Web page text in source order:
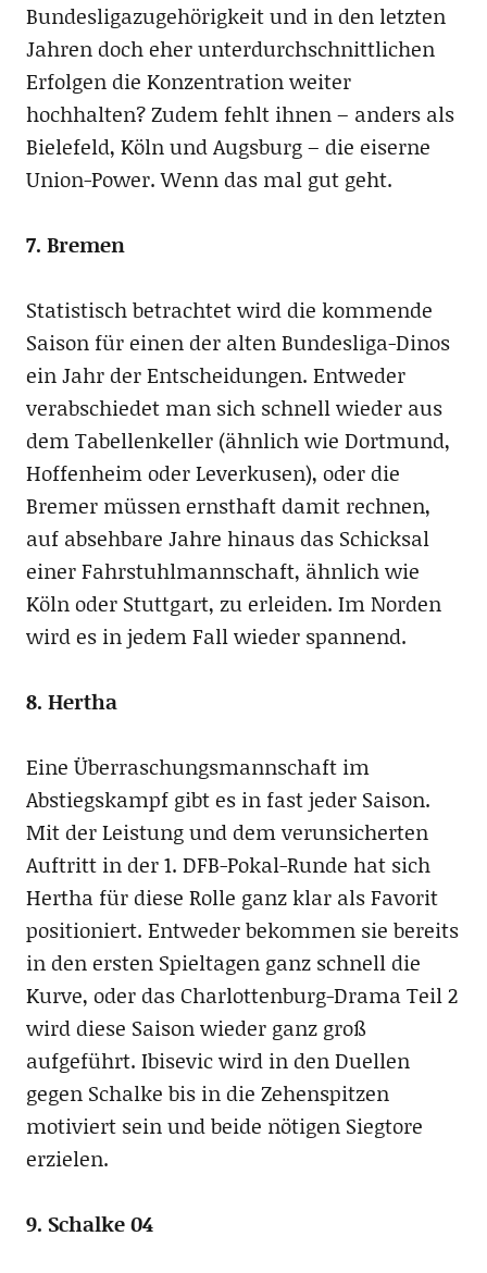
Bundesligazugehörigkeit und in den letzten
Jahren doch eher unterdurchschnittlichen
Erfolgen die Konzentration weiter
hochhalten? Zudem fehlt ihnen – anders als
Bielefeld, Köln und Augsburg – die eiserne
Union-Power. Wenn das mal gut geht.
7. Bremen
Statistisch betrachtet wird die kommende
Saison für einen der alten Bundesliga-Dinos
ein Jahr der Entscheidungen. Entweder
verabschiedet man sich schnell wieder aus
dem Tabellenkeller (ähnlich wie Dortmund,
Hoffenheim oder Leverkusen), oder die
Bremer müssen ernsthaft damit rechnen,
auf absehbare Jahre hinaus das Schicksal
einer Fahrstuhlmannschaft, ähnlich wie
Köln oder Stuttgart, zu erleiden. Im Norden
wird es in jedem Fall wieder spannend.
8. Hertha
Eine Überraschungsmannschaft im
Abstiegskampf gibt es in fast jeder Saison.
Mit der Leistung und dem verunsicherten
Auftritt in der 1. DFB-Pokal-Runde hat sich
Hertha für diese Rolle ganz klar als Favorit
positioniert. Entweder bekommen sie bereits
in den ersten Spieltagen ganz schnell die
Kurve, oder das Charlottenburg-Drama Teil 2
wird diese Saison wieder ganz groß
aufgeführt. Ibisevic wird in den Duellen
gegen Schalke bis in die Zehenspitzen
motiviert sein und beide nötigen Siegtore
erzielen.
9. Schalke 04